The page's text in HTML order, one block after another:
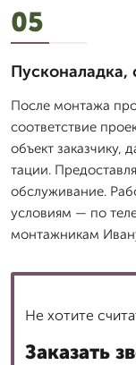
05
Пусконаладка,
После монтажа
соответствие
объект заказчику,
тации.
обслуживание.
условиям — по
монтажникам
Не хотите
Заказать